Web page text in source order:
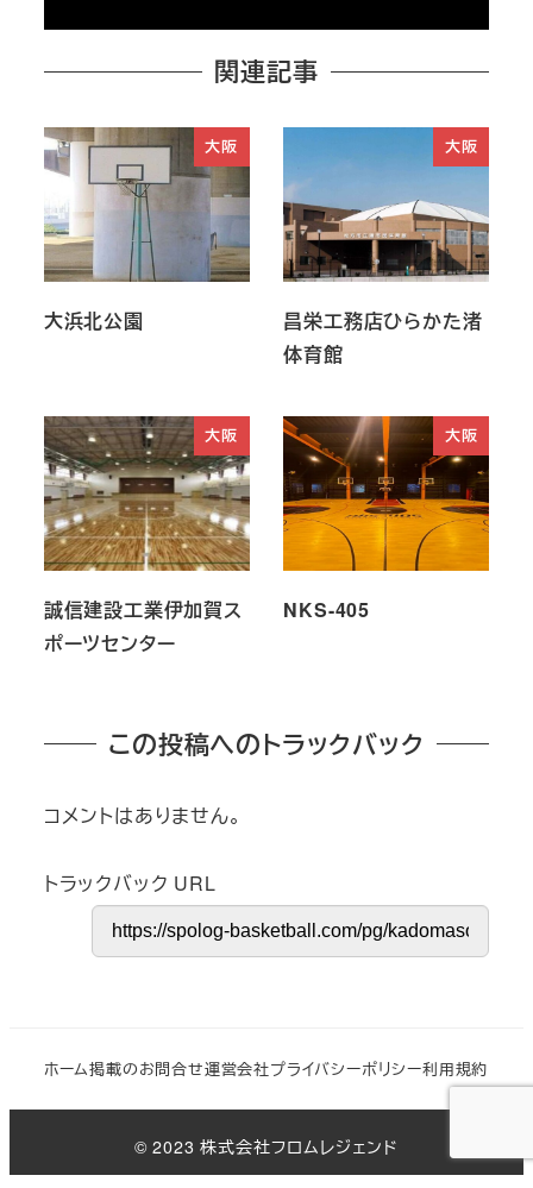
関連記事
大阪
大浜北公園
大阪
昌栄工務店ひらかた渚
体育館
大阪
誠信建設工業伊加賀ス
ポーツセンター
大阪
NKS-405
この投稿へのトラックバック
コメントはありません。
トラックバック URL
ホーム掲載のお問合せ運営会社プライバシーポリシー利用規約
© 2023 株式会社フロムレジェンド